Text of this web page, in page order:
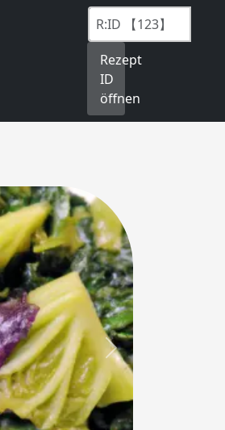
Rezept
ID
öffnen
Next